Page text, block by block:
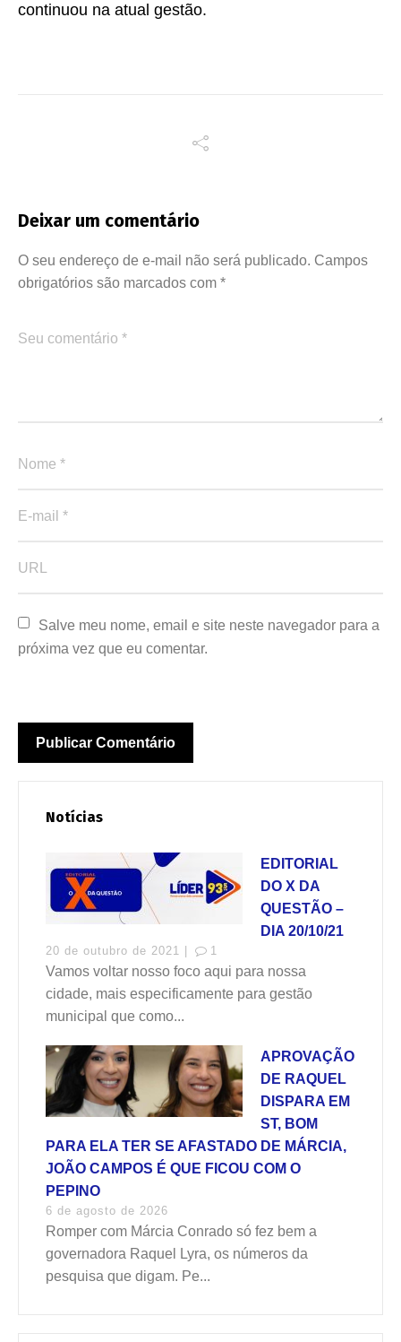
continuou na atual gestão.
Deixar um comentário
O seu endereço de e-mail não será publicado. Campos
obrigatórios são marcados com *
Salve meu nome, email e site neste navegador para a
próxima vez que eu comentar.
Notícias
EDITORIAL
DO X DA
QUESTÃO –
DIA 20/10/21
20 de outubro de 2021 | 1
Vamos voltar nosso foco aqui para nossa
cidade, mais especificamente para gestão
municipal que como...
APROVAÇÃO
DE RAQUEL
DISPARA EM
ST, BOM
PARA ELA TER SE AFASTADO DE MÁRCIA,
JOÃO CAMPOS É QUE FICOU COM O
PEPINO
6 de agosto de 2026
Romper com Márcia Conrado só fez bem a
governadora Raquel Lyra, os números da
pesquisa que digam. Pe...